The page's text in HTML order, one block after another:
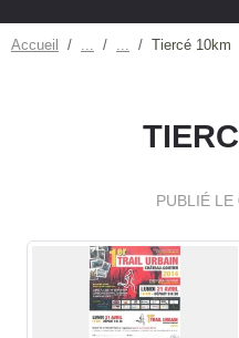
Accueil Tiercé 10km
PUBLIÉ LE